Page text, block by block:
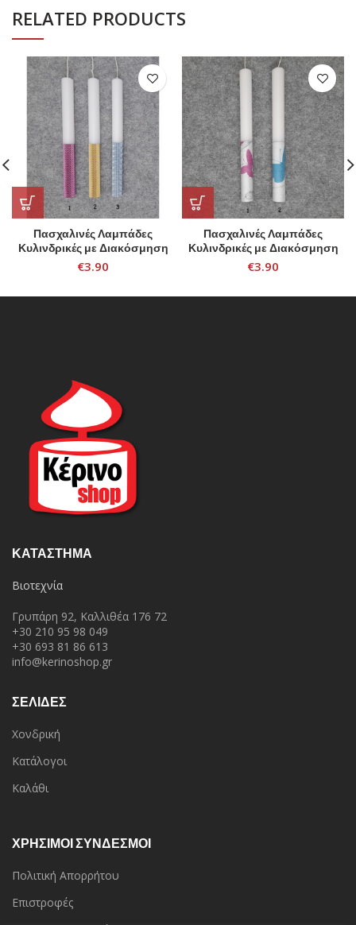
RELATED PRODUCTS
Πασχαλινές Λαμπάδες
Κυλινδρικές με Διακόσμηση
€3.90
Πασχαλινές Λαμπάδες
Κυλινδρικές με Διακόσμηση
€3.90
ΚΑΤΆΣΤΗΜΑ
Βιοτεχνία
Γρυπάρη 92, Καλλιθέα 176 72
+30 210 95 98 049
+30 693 81 86 613
info@kerinoshop.gr
ΣΕΛΙΔΕΣ
Χονδρική
Κατάλογοι
Καλάθι
ΧΡΗΣΙΜΟΙ ΣΥΝΔΕΣΜΟΙ
Πολιτική Απορρήτου
Επιστροφές